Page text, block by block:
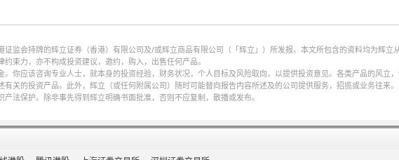
证监会持牌的辉立证券（香港）有限公司及/或辉立商品有限公司（「辉立」）所发报。本文所包含的资料均为辉
束力，亦不构成投资建议，邀约，购入，出售任何产品。
。你应该咨询专业人士，就本身的投资经验，财务状况，个人目标及风险取向，以提供投资意见。各类产品的风
关的投资产品。此外，辉立（或任何附属公司）随时可能替向报告内容所述及的公司提供服务，招揽或业务往来。
法保护。除非事先得到辉立明确书面批准，否则不应复制，散播或发布。